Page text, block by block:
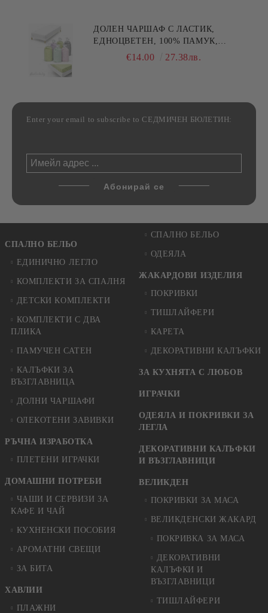
ДОЛЕН ЧАРШАФ С ЛАСТИК,
ЕДНОЦВЕТЕН, 100% ПАМУК,
РАЗЛИЧНИ РАЗМЕРИ
€14.00 27.38лв.
Enter your email to subscribe to СЕДМИЧЕН БЮЛЕТИН:
СПАЛНО БЕЛЬО
ЕДИНИЧНО ЛЕГЛО
КОМПЛЕКТИ ЗА СПАЛНЯ
ДЕТСКИ КОМПЛЕКТИ
КОМПЛЕКТИ С ДВА
ПЛИКА
ПАМУЧЕН САТЕН
КАЛЪФКИ ЗА
ВЪЗГЛАВНИЦА
ДОЛНИ ЧАРШАФИ
ОЛЕКОТЕНИ ЗАВИВКИ
РЪЧНА ИЗРАБОТКА
ПЛЕТЕНИ ИГРАЧКИ
ДОМАШНИ ПОТРЕБИ
ЧАШИ И СЕРВИЗИ ЗА
КАФЕ И ЧАЙ
КУХНЕНСКИ ПОСОБИЯ
АРОМАТНИ СВЕЩИ
ЗА БИТА
ХАВЛИИ
ПЛАЖНИ
СПАЛНО БЕЛЬО
ОДЕЯЛА
ЖАКАРДОВИ ИЗДЕЛИЯ
ПОКРИВКИ
ТИШЛАЙФЕРИ
КАРЕТА
ДЕКОРАТИВНИ КАЛЪФКИ
ЗА КУХНЯТА С ЛЮБОВ
ИГРАЧКИ
ОДЕЯЛА И ПОКРИВКИ ЗА
ЛЕГЛА
ДЕКОРАТИВНИ КАЛЪФКИ
И ВЪЗГЛАВНИЦИ
ВЕЛИКДЕН
ПОКРИВКИ ЗА МАСА
ВЕЛИКДЕНСКИ ЖАКАРД
ПОКРИВКА ЗА МАСА
ДЕКОРАТИВНИ
КАЛЪФКИ И
ВЪЗГЛАВНИЦИ
ТИШЛАЙФЕРИ